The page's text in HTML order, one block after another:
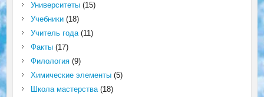
Университеты(15)
Учебники(18)
Учитель года(11)
Факты(17)
Филология(9)
Химические элементы(5)
Школа мастерства(18)